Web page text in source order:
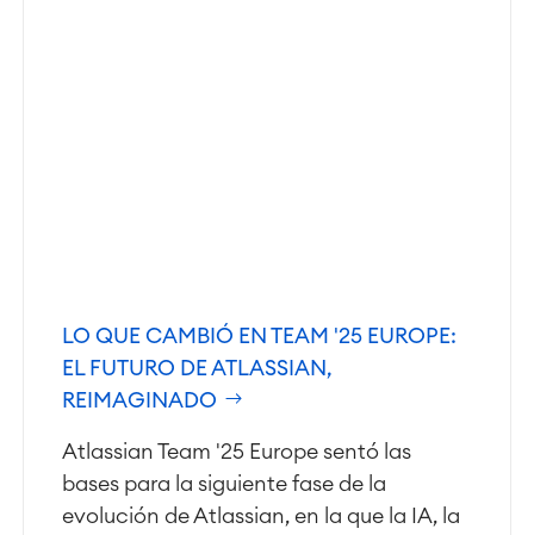
Planificación del tiempo
Procesos empresariales
ERP Soluciones
Informes y paneles de control
Gestión del trabajo
LO QUE CAMBIÓ EN TEAM '25 EUROPE:
EL FUTURO DE ATLASSIAN,
REIMAGINADO
Atlassian Team '25 Europe sentó las
bases para la siguiente fase de la
evolución de Atlassian, en la que la IA, la